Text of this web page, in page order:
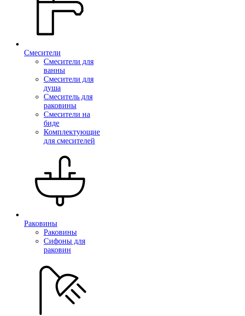
Смесители
Смесители для
ванны
Смесители для
душа
Смеситель для
раковины
Смесители на
биде
Комплектующие
для смесителей
Раковины
Раковины
Сифоны для
раковин